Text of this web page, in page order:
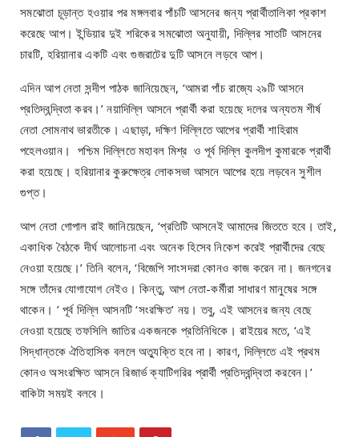
সমঝোতা চূড়ান্ত হওয়ার পর মঙ্গলবার পাঁচটি আসনের জন্য প্রার্থীতালিকা প্রকাশ
করেছে আপ। ইন্ডিয়ার দুই শরিকের সমঝোতা অনুযায়ী, দিল্লির সাতটি আসনের
চারটি, হরিয়ানার একটি এবং গুজরাটের দুটি আসনে লড়বে আপ।
এদিন আপ নেতা সন্দীপ পাঠক জানিয়েছেন, ‘আমরা পাঁচ রাজ্যে ২৯টি আসনে
প্রতিদ্বন্দ্বিতা করব।’ নয়াদিল্লি আসনে প্রার্থী করা হয়েছে দলের অন্যতম শীর্ষ
নেতা সোমনাথ ভারতীকে। এছাড়া, দক্ষিণ দিল্লিতে আপের প্রার্থী শাহিরাম
পহেলওয়ান। পশ্চিম দিল্লিতে মহাবল মিশ্র ও পূর্ব দিল্লি কুলদীপ কুমারকে প্রার্থী
করা হয়েছে। হরিয়ানার কুরুক্ষেত্র লোকসভা আসনে আপের হয়ে লড়বেন সুশীল
গুপ্ত।
আপ নেতা গোপাল রাই জানিয়েছেন, ‘প্রতিটি আসনেই আমাদের জিততে হবে। তাই,
একাধিক বৈঠকে দীর্ঘ আলোচনা এবং অনেক হিসেব নিকেশ করেই প্রার্থীদের বেছে
নেওয়া হয়েছে।’ তিনি বলেন, ‘বিজেপি সাংসদরা কোনও কাজ করেন না। জনগনের
সঙ্গে তাঁদের যোগাযোগ নেইও। কিন্তু, আপ নেতা-কর্মীরা সাধারণ মানুষের সঙ্গে
থাকেন। ’ পূর্ব দিল্লি আসনটি ‘সংরক্ষিত’ নয়। তবু, এই আসনের জন্য বেছে
নেওয়া হয়েছে তফসিলি জাতির একজনকে প্রতিনিধিকে। রাইয়ের মতে, ‘এই
সিদ্ধান্তকে ঐতিহাসিক বললে অত্যুক্তি হবে না। কারণ, দিল্লিতে এই প্রথম
কোনও অসংরক্ষিত আসনে রিজার্ভ ক্যাটিগরির প্রার্থী প্রতিদ্বন্দ্বিতা করবেন।’
বাকিটা সময়ই বলবে।